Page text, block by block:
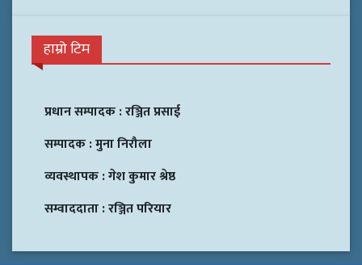
हाम्रो टिम
प्रधान सम्पादक :रञ्जित प्रसाई
सम्पादक :मुना निरौला
व्यवस्थापक :गेश कुमार श्रेष्ठ
सम्वाददाता :रञ्जित परियार